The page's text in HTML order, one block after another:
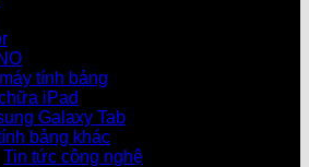
tính bảng
iPad
Galaxy Tab
bảng khác
Tin tức công nghệ